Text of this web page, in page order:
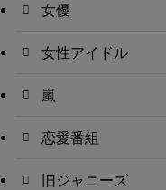
女優
女性アイドル
嵐
恋愛番組
旧ジャニーズ